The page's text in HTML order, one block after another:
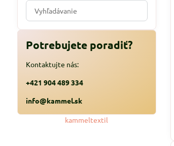
Prehľadať
výsledky
filtra
fulltextom
Potrebujete poradiť?
Kontaktujte nás:
+421 904 489 334
info@kammel.sk
kammeltextil